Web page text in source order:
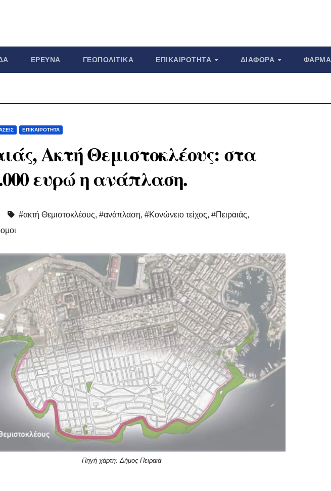
ΈΡΕΥΝΑ ΓΕΩΠΟΛΙΤΙΚΆ ΕΠΙΚΑΙΡΌΤΗΤΑ ΔΙΆΦΟΡΑ
ΕΠΙΚΑΙΡΌΤΗΤΑ
Ακτή Θεμιστοκλέους: στα
ευρώ η ανάπλαση.
#ακτή Θεμιστοκλέους, #ανάπλαση, #Κονώνειο τείχος, #Πειραιάς,
Πηγή χάρτη: Δήμος Πειραιά